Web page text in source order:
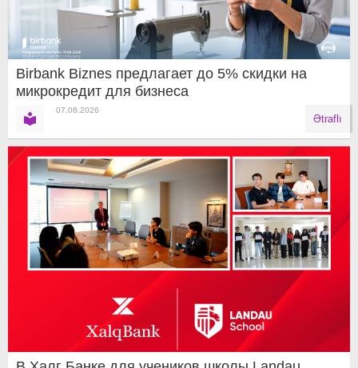
Birbank Biznes предлагает до 5% скидки на
микрокредит для бизнеса
07.08.2026
Ətraflı